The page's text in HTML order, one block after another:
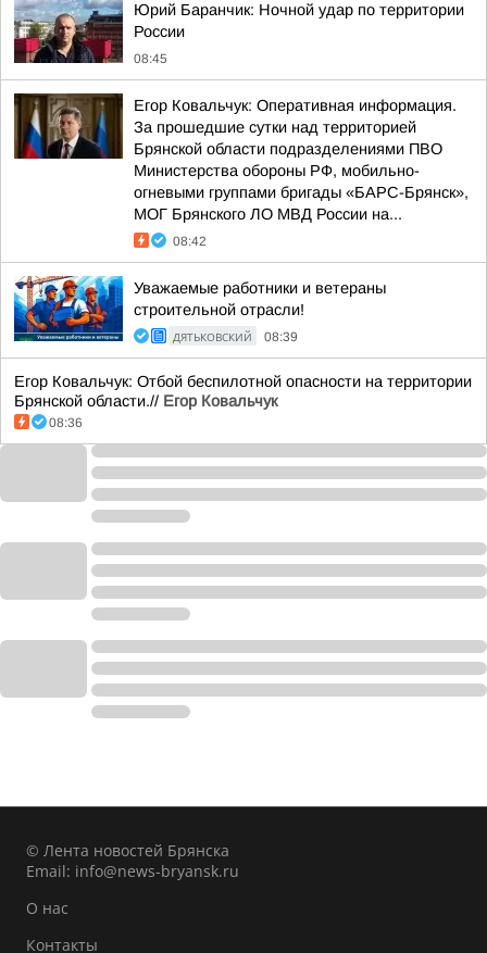
Юрий Баранчик: Ночной удар по территории
России
08:45
Егор Ковальчук: Оперативная информация.
За прошедшие сутки над территорией
Брянской области подразделениями ПВО
Министерства обороны РФ, мобильно-
огневыми группами бригады «БАРС-Брянск»,
МОГ Брянского ЛО МВД России на...
08:42
Уважаемые работники и ветераны
строительной отрасли!
ДЯТЬКОВСКИЙ 08:39
Егор Ковальчук: Отбой беспилотной опасности на территории
Брянской области.// Егор Ковальчук
08:36
© Лента новостей Брянска
Email: info@news-bryansk.ru
О нас
Контакты